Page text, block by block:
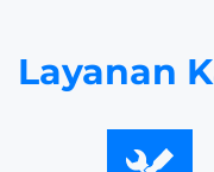
Layanan